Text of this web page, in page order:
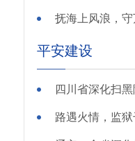
平安建设